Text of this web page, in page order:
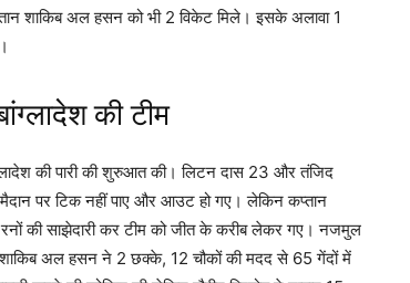
शाकिब अल हसन को भी 2 विकेट मिले। इसके अलावा 1
की टीम
की पारी की शुरुआत की। लिटन दास 23 और तंजिद
पर टिक नहीं पाए और आउट हो गए। लेकिन कप्तान
की साझेदारी कर टीम को जीत के करीब लेकर गए। नजमुल
शाकिब अल हसन ने 2 छक्के, 12 चौकों की मदद से 65 गेंदों में